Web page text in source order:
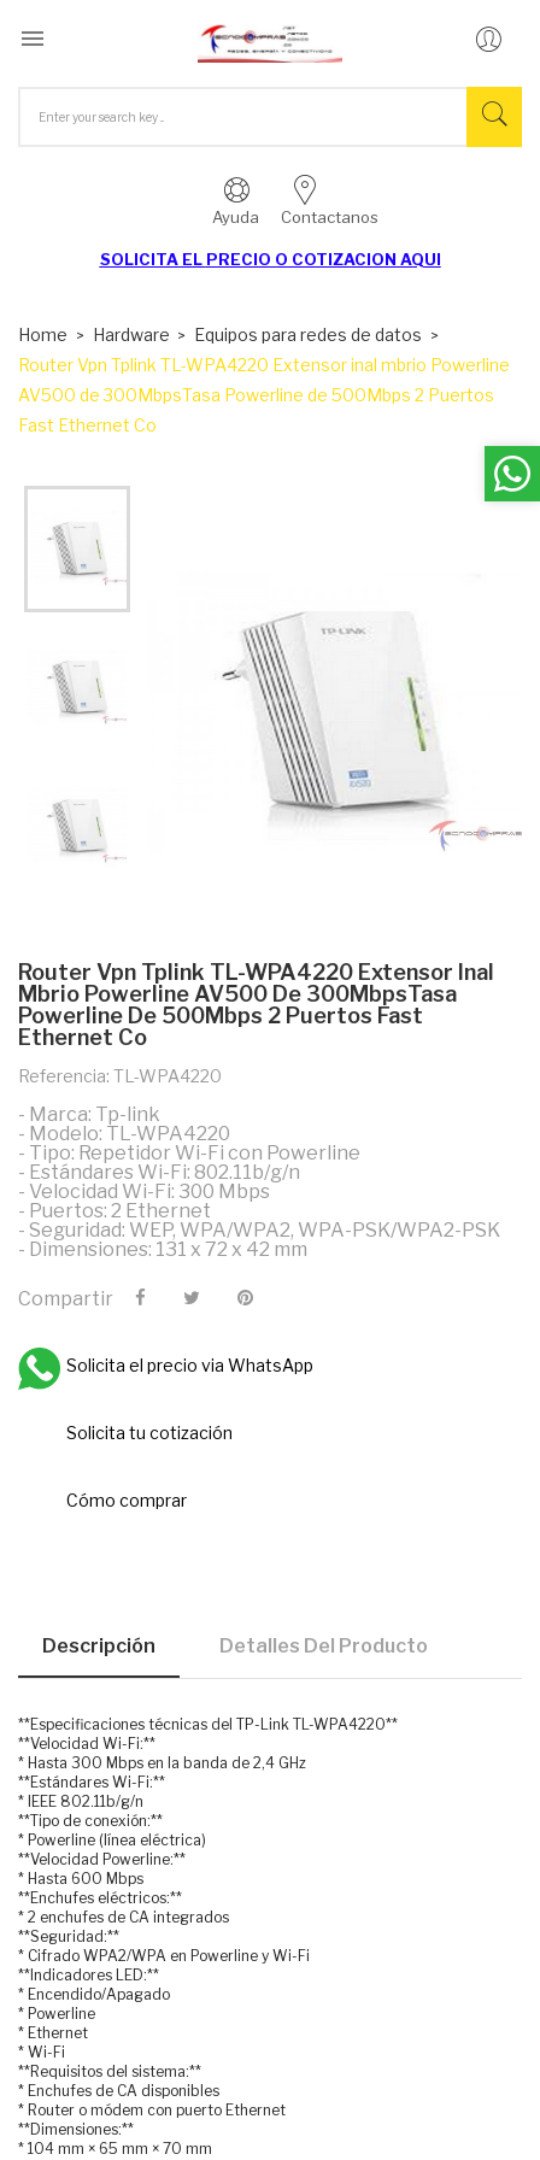

Ayuda Contactanos
SOLICITA EL PRECIO O COTIZACION AQUI
Home Hardware
Equipos para redes de datos
Router Vpn Tplink TL-WPA4220 Extensor inal mbrio Powerline
AV500 de 300MbpsTasa Powerline de 500Mbps 2 Puertos
Fast Ethernet Co
Router Vpn Tplink TL-WPA4220 Extensor Inal
Mbrio Powerline AV500 De 300MbpsTasa
Powerline De 500Mbps 2 Puertos Fast
Ethernet Co
Referencia: TL-WPA4220
- Marca: Tp-link
- Modelo: TL-WPA4220
- Tipo: Repetidor Wi-Fi con Powerline
- Estándares Wi-Fi: 802.11b/g/n
- Velocidad Wi-Fi: 300 Mbps
- Puertos: 2 Ethernet
- Seguridad: WEP, WPA/WPA2, WPA-PSK/WPA2-PSK
- Dimensiones: 131 x 72 x 42 mm
Compartir
Solicita el precio via WhatsApp
Solicita tu cotización
Cómo comprar
Descripción Detalles Del Producto
**Especificaciones técnicas del TP-Link TL-WPA4220**
**Velocidad Wi-Fi:**
* Hasta 300 Mbps en la banda de 2,4 GHz
**Estándares Wi-Fi:**
* IEEE 802.11b/g/n
**Tipo de conexión:**
* Powerline (línea eléctrica)
**Velocidad Powerline:**
* Hasta 600 Mbps
**Enchufes eléctricos:**
* 2 enchufes de CA integrados
**Seguridad:**
* Cifrado WPA2/WPA en Powerline y Wi-Fi
**Indicadores LED:**
* Encendido/Apagado
* Powerline
* Ethernet
* Wi-Fi
**Requisitos del sistema:**
* Enchufes de CA disponibles
* Router o módem con puerto Ethernet
**Dimensiones:**
* 104 mm × 65 mm × 70 mm